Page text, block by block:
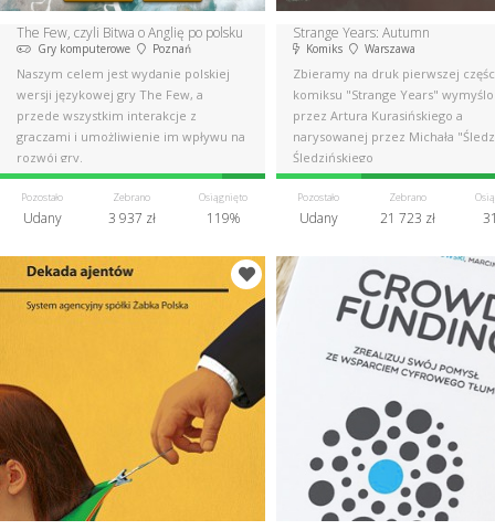
The Few, czyli Bitwa o Anglię po polsku
Gry komputerowe Poznań
Naszym celem jest wydanie polskiej
wersji językowej gry The Few, a
przede wszystkim interakcje z
graczami i umożliwienie im wpływu na
rozwój gry.
Pozostało
Udany
Zebrano
3 937 zł
Osiągnięto
119%
Strange Years: Autumn
Komiks Warszawa
Zbieramy na druk pierwszej
komiksu "Strange Years"
przez Artura Kurasińskiego a
narysowanej przez Michała
Śledzińskiego
Pozostało
Udany
Zebrano
21 723 zł